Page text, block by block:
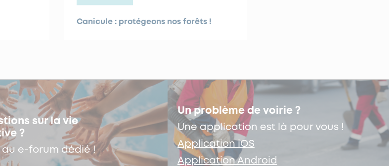
Canicule : protégeons nos forêts !
sur la vie
?
e-forum dédié !
Un problème de voirie ?
Une application est là pour vous !
Application iOS
Application Android